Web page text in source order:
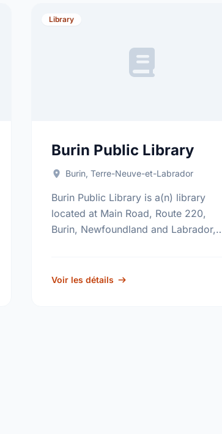
Library
Burin Public Library
Burin, Terre-Neuve-et-Labrador
Burin Public Library is a(n) library
located at Main Road, Route 220,
Burin, Newfoundland and Labrador,
Voir les détails